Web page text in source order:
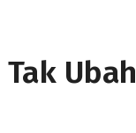
Ubah